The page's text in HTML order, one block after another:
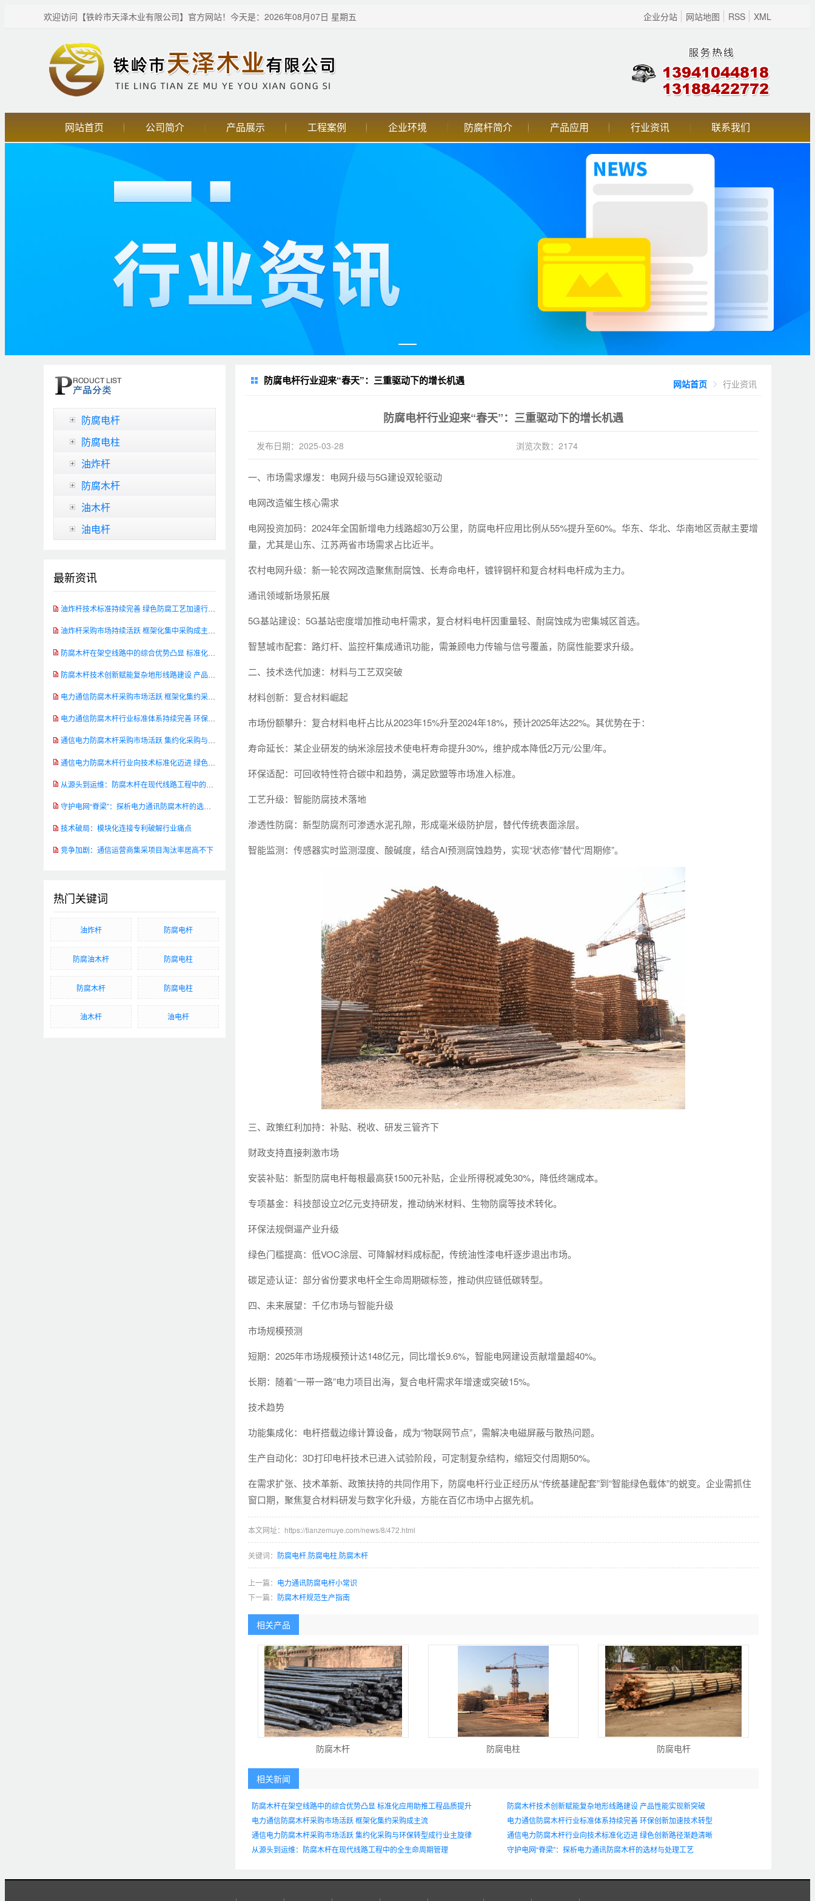
欢迎访问【铁岭市天泽木业有限公司】官方网站！ 今天是：2026年08月07日 星期五 企业分站 网站地图 RSS XML
网站首页 公司简介 产品展示 工程案例 企业环境 防腐杆简介 产品应用 行业资讯 联系我们
防腐电杆
防腐电柱
油炸杆
防腐木杆
油木杆
油电杆
最新资讯
技术破局：模块化连接专利破解行业痛点
竞争加剧：通信运营商集采项目淘汰率居高不下
热门关键词
油炸杆 防腐电杆
防腐油木杆 防腐电柱
防腐木杆 防腐电柱
油木杆 油电杆
防腐电杆行业迎来“春天”：三重驱动下的增长机遇 网站首页 行业资讯
防腐电杆行业迎来“春天”：三重驱动下的增长机遇
发布日期：2025-03-28 浏览次数：2174
一、市场需求爆发：电网升级与5G建设双轮驱动
电网改造催生核心需求
电网投资加码：2024年全国新增电力线路超30万公里，防腐电杆应用比例从55%提升至60%。华东、华北、华南地区贡献主要增
量，尤其是山东、江苏两省市场需求占比近半。
农村电网升级：新一轮农网改造聚焦耐腐蚀、长寿命电杆，镀锌钢杆和复合材料电杆成为主力。
通讯领域新场景拓展
5G基站建设：5G基站密度增加推动电杆需求，复合材料电杆因重量轻、耐腐蚀成为密集城区首选。
智慧城市配套：路灯杆、监控杆集成通讯功能，需兼顾电力传输与信号覆盖，防腐性能要求升级。
二、技术迭代加速：材料与工艺双突破
材料创新：复合材料崛起
市场份额攀升：复合材料电杆占比从2023年15%升至2024年18%，预计2025年达22%。其优势在于：
寿命延长：某企业研发的纳米涂层技术使电杆寿命提升30%，维护成本降低2万元/公里/年。
环保适配：可回收特性符合碳中和趋势，满足欧盟等市场准入标准。
工艺升级：智能防腐技术落地
渗透性防腐：新型防腐剂可渗透水泥孔隙，形成毫米级防护层，替代传统表面涂层。
智能监测：传感器实时监测湿度、酸碱度，结合AI预测腐蚀趋势，实现“状态修”替代“周期修”。
三、政策红利加持：补贴、税收、研发三管齐下
财政支持直接刺激市场
安装补贴：新型防腐电杆每根最高获1500元补贴，企业所得税减免30%，降低终端成本。
专项基金：科技部设立2亿元支持研发，推动纳米材料、生物防腐等技术转化。
环保法规倒逼产业升级
绿色门槛提高：低VOC涂层、可降解材料成标配，传统油性漆电杆逐步退出市场。
碳足迹认证：部分省份要求电杆全生命周期碳标签，推动供应链低碳转型。
四、未来展望：千亿市场与智能升级
市场规模预测
短期：2025年市场规模预计达148亿元，同比增长9.6%，智能电网建设贡献增量超40%。
长期：随着“一带一路”电力项目出海，复合电杆需求年增速或突破15%。
技术趋势
功能集成化：电杆搭载边缘计算设备，成为“物联网节点”，需解决电磁屏蔽与散热问题。
生产自动化：3D打印电杆技术已进入试验阶段，可定制复杂结构，缩短交付周期50%。
在需求扩张、技术革新、政策扶持的共同作用下，防腐电杆行业正经历从“传统基建配套”到“智能绿色载体”的蜕变。企业需抓住
窗口期，聚焦复合材料研发与数字化升级，方能在百亿市场中占据先机。
本文网址：https://tianzemuye.com/news/8/472.html
关键词： 防腐电杆 防腐电柱 防腐木杆
上一篇： 电力通讯防腐电杆小常识
下一篇： 防腐木杆规范生产指南
相关产品
防腐木杆 防腐电柱 防腐电杆
相关新闻
防腐木杆在架空线路中的综合优势凸显 标准化应用助推工程品质提升
防腐木杆技术创新赋能复杂地形线路建设 产品性能实现新突破
电力通信防腐木杆采购市场活跃 框架化集约采购成主流
电力通信防腐木杆行业标准体系持续完善 环保创新加速技术转型
通信电力防腐木杆采购市场活跃 集约化采购与环保转型成行业主旋律
通信电力防腐木杆行业向技术标准化迈进 绿色创新路径渐趋清晰
从源头到运维：防腐木杆在现代线路工程中的全生命周期管理
守护电网“脊梁”：探析电力通讯防腐木杆的选材与处理工艺